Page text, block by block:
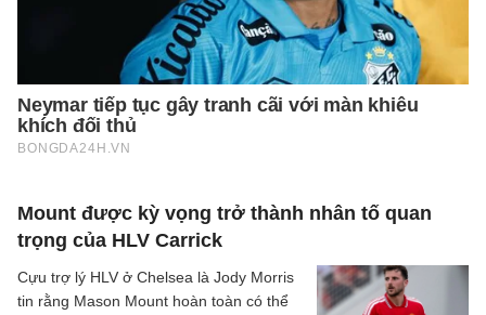
Mount được kỳ vọng trở thành nhân tố quan
trọng của HLV Carrick
Cựu trợ lý HLV ở Chelsea là Jody Morris
tin rằng Mason Mount hoàn toàn có thể